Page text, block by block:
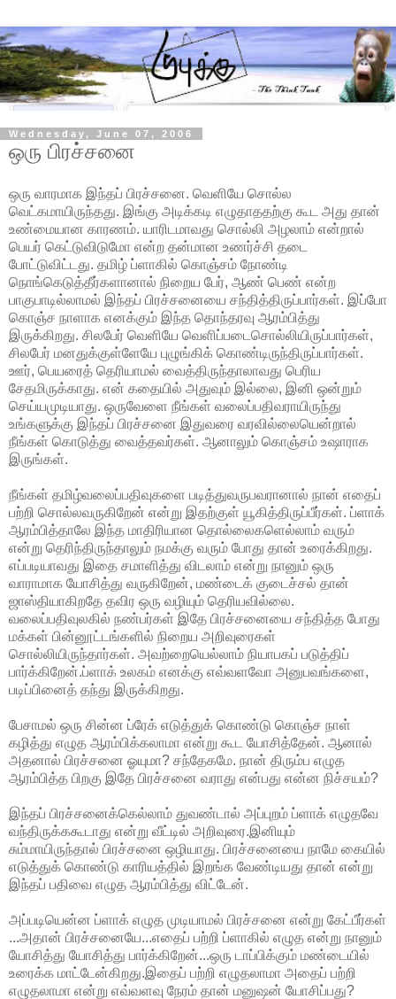
Wednesday, June 07, 2006
ஒரு பிரச்சனை
ஒரு வாரமாக இந்தப் பிரச்சனை. வெளியே சொல்ல
வெட்கமாயிருந்தது. இங்கு அடிக்கடி எழுதாததற்கு கூட அது தான்
உண்மையான காரணம். யாரிடமாவது சொல்லி அழலாம் என்றால்
பெயர் கெட்டுவிடுமோ என்ற தன்மான உணர்ச்சி தடை
போட்டுவிட்டது. தமிழ் ப்ளாகில் கொஞ்சம் நோண்டி
நொங்கெடுத்தீர்களானால் நிறைய பேர், ஆண் பெண் என்ற
பாகுபாடில்லாமல் இந்தப் பிரச்சனையை சந்தித்திருப்பார்கள். இப்போ
கொஞ்ச நாளாக எனக்கும் இந்த தொந்தரவு ஆரம்பித்து
இருக்கிறது. சிலபேர் வெளியே வெளிப்படைசொல்லியிருப்பார்கள்,
சிலபேர் மனதுக்குள்ளேயே புழுங்கிக் கொண்டிருந்திருப்பார்கள்.
ஊர், பெயரைத் தெரியாமல் வைத்திருந்தாலாவது பெரிய
சேதமிருக்காது. என் கதையில் அதுவும் இல்லை, இனி ஒன்றும்
செய்யமுடியாது. ஒருவேளை நீங்கள் வலைப்பதிவராயிருந்து
உங்களுக்கு இந்தப் பிரச்சனை இதுவரை வரவில்லையென்றால்
நீங்கள் கொடுத்து வைத்தவர்கள். ஆனாலும் கொஞ்சம் உஷாராக
இருங்கள்.
நீங்கள் தமிழ்வலைப்பதிவுகளை படித்துவருபவரானால் நான் எதைப்
பற்றி சொல்லவருகிறேன் என்று இதற்குள் யூகித்திருப்பீர்கள். ப்ளாக்
ஆரம்பித்தாலே இந்த மாதிரியான தொல்லைகளெல்லாம் வரும்
என்று தெரிந்திருந்தாலும் நமக்கு வரும் போது தான் உரைக்கிறது.
எப்படியாவது இதை சமாளித்து விடலாம் என்று நானும் ஒரு
வாராமாக யோசித்து வருகிறேன், மண்டைக் குடைச்சல் தான்
ஜாஸ்தியாகிறதே தவிர ஒரு வழியும் தெரியவில்லை.
வலைப்பதிவுலகில் நண்பர்கள் இதே பிரச்சனையை சந்தித்த போது
மக்கள் பின்னூட்டங்களில் நிறைய அறிவுரைகள்
சொல்லியிருந்தார்கள். அவற்றையெல்லாம் நியாபகப் படுத்திப்
பார்க்கிறேன்.ப்ளாக் உலகம் எனக்கு எவ்வளவோ அனுபவங்களை,
படிப்பினைத் தந்து இருக்கிறது.
பேசாமல் ஒரு சின்ன ப்ரேக் எடுத்துக் கொண்டு கொஞ்ச நாள்
கழித்து எழுத ஆரம்பிக்கலாமா என்று கூட யோசித்தேன். ஆனால்
அதனால் பிரச்சனை ஓயுமா? சந்தேகமே. நான் திரும்ப எழுத
ஆரம்பித்த பிறகு இதே பிரச்சனை வராது என்பது என்ன நிச்சயம்?
இந்தப் பிரச்சனைக்கெல்லாம் துவண்டால் அப்புறம் ப்ளாக் எழுதவே
வந்திருக்ககூடாது என்று வீட்டில் அறிவுரை.இனியும்
சும்மாயிருந்தால் பிரச்சனை ஒழியாது. பிரச்சனையை நாமே கையில்
எடுத்துக் கொண்டு காரியத்தில் இறங்க வேண்டியது தான் என்று
இந்தப் பதிவை எழுத ஆரம்பித்து விட்டேன்.
அப்படியென்ன ப்ளாக் எழுத முடியாமல் பிரச்சனை என்று கேட்பீர்கள்
...அதான் பிரச்சனையே...எதைப் பற்றி ப்ளாகில் எழுத என்று நானும்
யோசித்து யோசித்து பார்க்கிறேன்...ஒரு டாப்பிக்கும் மண்டையில்
உரைக்க மாட்டேன்கிறது.இதைப் பற்றி எழுதலாமா அதைப் பற்றி
எழுதலாமா என்று எவ்வளவு நேரம் தான் மனுஷன் யோசிப்பது?